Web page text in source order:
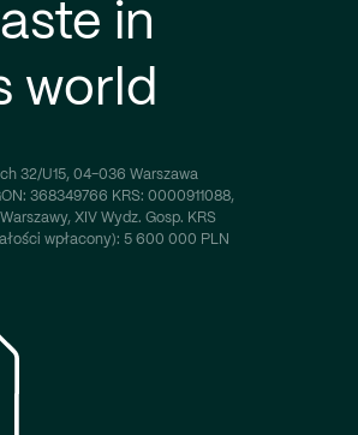
in
world
32/U15, 04-036 Warszawa
368349766 KRS: 0000911088,
XIV Wydz. Gosp. KRS
wpłacony): 5 600 000 PLN